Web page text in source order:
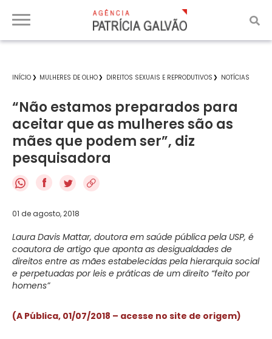
INÍCIO MULHERES DE OLHO DIREITOS SEXUAIS E REPRODUTIVOS NOTÍCIAS
“Não estamos preparados para
aceitar que as mulheres são as
mães que podem ser”, diz
pesquisadora
f
01 de agosto, 2018
Laura Davis Mattar, doutora em saúde pública pela USP, é
coautora de artigo que aponta as desigualdades de
direitos entre as mães estabelecidas pela hierarquia social
e perpetuadas por leis e práticas de um direito “feito por
homens”
(A Pública, 01/07/2018 – acesse no site de origem)